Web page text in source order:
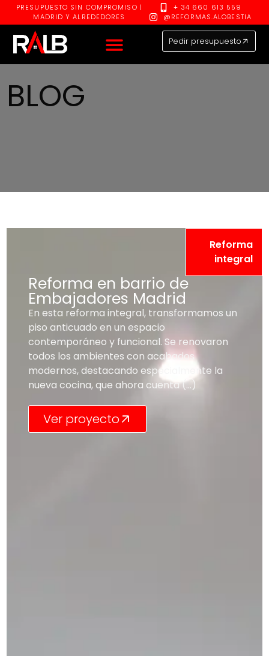
PRESUPUESTO SIN COMPROMISO |
MADRID Y ALREDEDORES
+ 34 660 613 559
@REFORMAS.ALOBESTIA
Pedir presupuesto
BLOG
Reforma
integral
Reforma en barrio de
Embajadores Madrid
En esta reforma integral, transformamos un
piso anticuado en un espacio
contemporáneo y funcional. Se renovaron
todos los ambientes con acabados
modernos, destacando especialmente la
nueva cocina, que ahora cuenta (...)
Ver proyecto